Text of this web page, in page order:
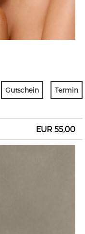
Gutschein Termin
EUR 55,00